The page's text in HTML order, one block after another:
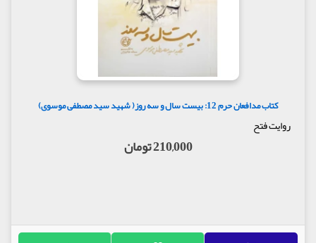
کتاب مدافعان حرم 12: بیست سال و سه روز( شهید سید مصطفی موسوی)
روایت فتح
210,000 تومان